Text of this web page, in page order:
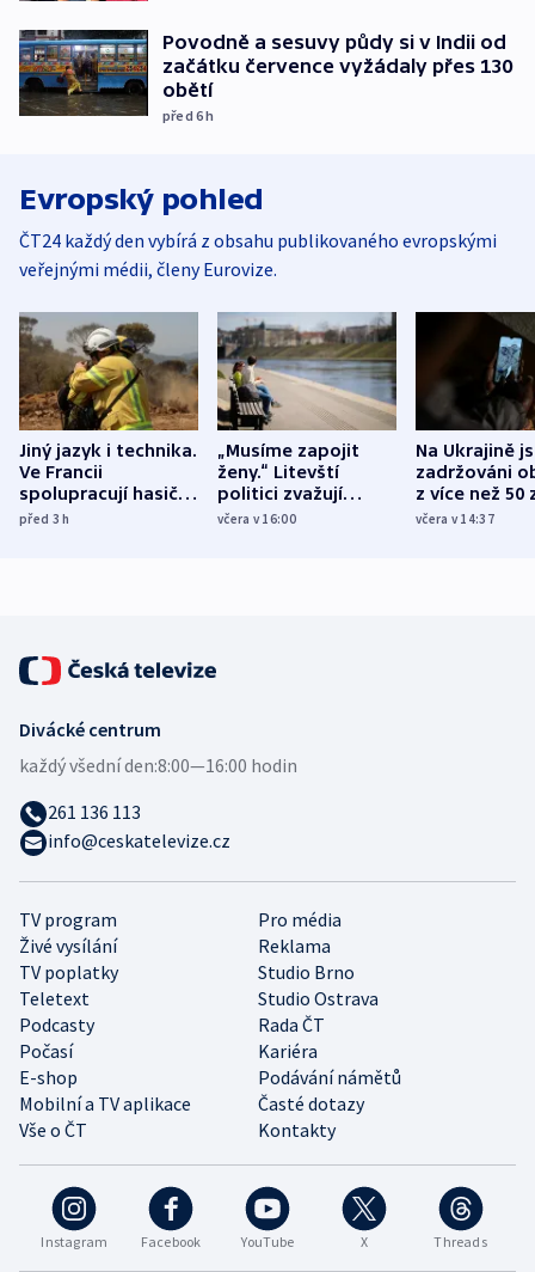
Povodně a sesuvy půdy si v Indii od
začátku července vyžádaly přes 130
obětí
před 6h
Evropský pohled
ČT24 každý den vybírá z obsahu publikovaného evropskými
veřejnými médii, členy Eurovize.
Jiný jazyk i technika.
Ve Francii
spolupracují hasiči z
různých zemí
před 3h
„Musíme zapojit
ženy.“ Litevští
politici zvažují
dohodu o
včera v 16:00
Na Ukrajině
zadržováni
z více než 50
Bojovali na
včera v 14:37
Instagram Facebook YouTube X Threads
TV program
Pro média
Živé vysílání
Reklama
TV poplatky
Studio Brno
Teletext
Studio Ostrava
Podcasty
Rada ČT
Počasí
Kariéra
E-shop
Podávání námětů
Mobilní a TV aplikace
Časté dotazy
Vše o ČT
Kontakty
Divácké centrum
každý všední den:8:00—16:00 hodin
261 136 113
info@ceskatelevize.cz